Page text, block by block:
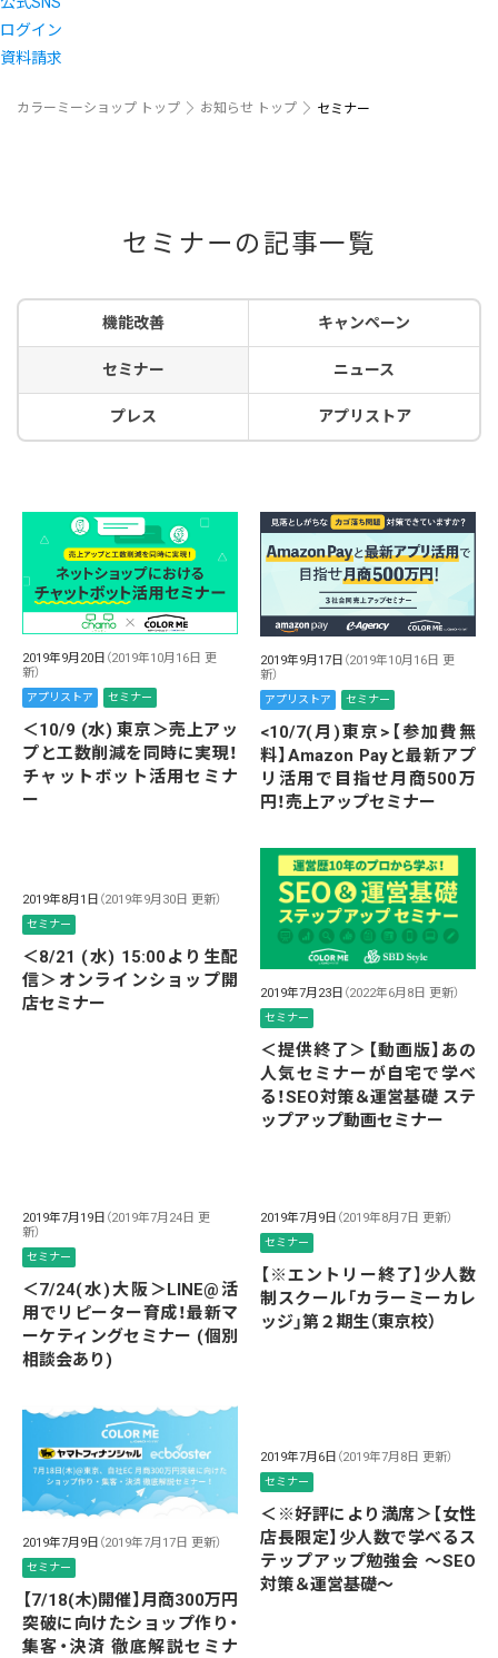
ログイン
資料請求
カラーミーショップ トップ お知らせ トップ セミナー
セミナーの記事一覧
機能改善 キャンペーン
セミナー ニュース
プレス アプリストア
2019年9月20日 （2019年10月16日 更
新）
アプリストア セミナー
＜10/9 (水) 東京＞売上アッ
プと工数削減を同時に実現！
チャットボット活用セミナ
ー
2019年9月17日 （2019年10月16日 更
新）
アプリストア セミナー
<10/7(月)東京>【参加費無
料】Amazon Payと最新アプ
リ活用で目指せ月商500万
円！売上アップセミナー
2019年8月1日 （2019年9月30日 更新）
セミナー
＜8/21 (水) 15:00より生配
信＞オンラインショップ開
店セミナー
2019年7月23日 （2022年6月8日 更新）
セミナー
＜提供終了＞【動画版】あの
人気セミナーが自宅で学べ
る！SEO対策＆運営基礎 ステ
ップアップ動画セミナー
2019年7月19日 （2019年7月24日 更
新）
セミナー
＜7/24(水)大阪＞LINE@活
用でリピーター育成！最新マ
ーケティングセミナー (個別
相談会あり)
2019年7月9日 （2019年8月7日 更新）
セミナー
【※エントリー終了】少人数
制スクール「カラーミーカレ
ッジ」第２期生（東京校）
2019年7月9日 （2019年7月17日 更新）
セミナー
【7/18(木)開催】月商300万円
突破に向けたショップ作り・
集客・決済 徹底解説セミナ
2019年7月6日 （2019年7月8日 更新）
セミナー
＜※好評により満席＞【女性
店長限定】少人数で学べるス
テップアップ勉強会 〜SEO
対策＆運営基礎〜